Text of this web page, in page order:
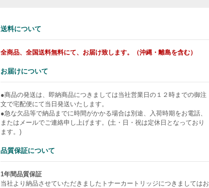
送料について
全商品、全国送料無料にて、お届け致します。（沖縄・離島を含む）
お届けについて
●商品の発送は、即納商品につきましては当社営業日の１２時までの御注
文で宅配便にて当日発送いたします。
●急な欠品等で納品までに時間がかかる場合は別途、入荷時期をお電話、
またはメールでご連絡申し上げます。(土・日・祝は定休日となっており
ます。)
品質保証について
1年間品質保証
当社より納品させていただきましたトナーカートリッジにつきましてはお